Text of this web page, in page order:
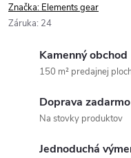
Značka: Elements gear
Záruka: 24
Kamenný obchod
150 m² predajnej
Doprava zadarmo
Na stovky produktov
Jednoduchá